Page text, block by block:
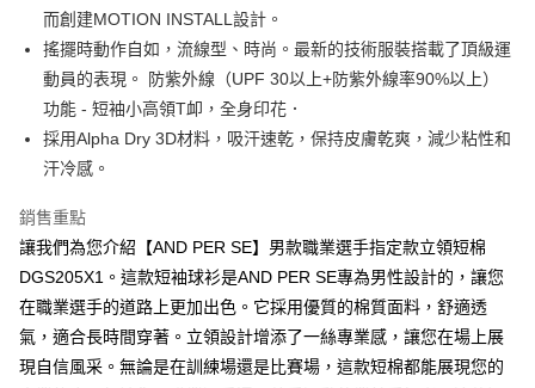
大哥付你分期
相關說明
【大哥付你分期使用說明】
1.本服務由台灣大哥大提供，台灣大哥大用戶可立即使用無須另外申請。
2.付款方式選擇「大哥付你分期」，訂單成立後會自動跳轉到大哥付的交易
流程，驗證手機門號後，選擇欲分期的期數、繳款截止日，確認付款後即完
成交易。
3.實際核准額度、可分期數及費用金額請依後續交易確認頁面所載為準。
消。如遇「轉專審核」未通過狀況，表示未達大哥付你分期系統評分，恕無
法說明評估內容。
1.分期款項不併入電信帳單，「大哥付你分期」於每月結算日後寄送繳費提
醒簡訊。
2.透過簡訊連結打開帳單後，可選擇「超商條碼／台灣大直營門市／銀行轉
帳／街口支付／iPASS MONEY」等通路繳費。
AFTEE先享後付
相關說明
【關於「AFTEE先享後付」】
AFTEE先享後付是「在收到商品之後才付款」的支付方式。 讓您購物簡單
１．簡單：不需註冊會員、不需綁卡、不需儲值。
２．便利：只要手機號碼，簡訊認證，即可結帳。
３．安心：先確認商品／服務後，再付款。
【「AFTEE先享後付」結帳流程】
１．於結帳方式選擇「AFTEE先享後付」後，將跳轉至「AFTEE先享後付」
結帳頁面，進行簡訊認證並確認金額後，即可完成結帳。
２．訂單成立數日內，您將收到繳費通知簡訊。
ATM付款
運送方式
全家取貨付款
付款後全家取貨
免運費
而創建MOTION INSTALL設計。
搖擺時動作自如，流線型、時尚。最新的技術服裝搭載了頂級運
動員的表現。 防紫外線（UPF 30以上+防紫外線率90%以上）
功能 - 短袖小高領T卹，全身印花．
採用Alpha Dry 3D材料，吸汗速乾，保持皮膚乾爽，減少粘性和
汗冷感。
銷售重點
讓我們為您介紹【AND PER SE】男款職業選手指定款立領短棉
DGS205X1。這款短袖球衫是AND PER SE專為男性設計的，讓您
在職業選手的道路上更加出色。它採用優質的棉質面料，舒適透
氣，適合長時間穿著。立領設計增添了一絲專業感，讓您在場上展
現自信風采。無論是在訓練場還是比賽場，這款短棉都能展現您的